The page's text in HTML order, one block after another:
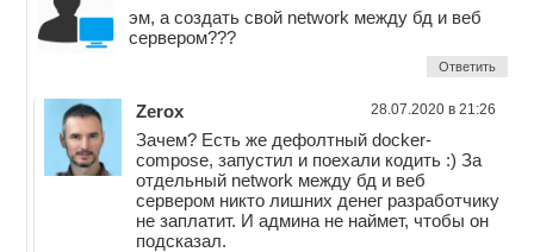
эм, а создать свой network между бд и веб
сервером???
Ответить
Zerox 28.07.2020 в 21:26
Зачем? Есть же дефолтный docker-
compose, запустил и поехали кодить :) За
отдельный network между бд и веб
сервером никто лишних денег разработчику
не заплатит. И админа не наймет, чтобы он
подсказал.